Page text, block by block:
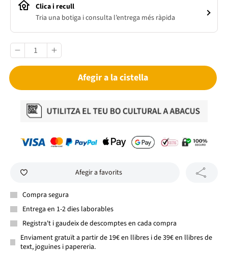
Clica i recull
Tria una botiga i consulta l’entrega més ràpida
Afegir a la cistella
Afegir a favorits
Compra segura
Entrega en 1-2 dies laborables
Registra't i gaudeix de descomptes en cada compra
Enviament gratuït a partir de 19€ en llibres i de 39€ en llibres de
text, joguines i papereria.